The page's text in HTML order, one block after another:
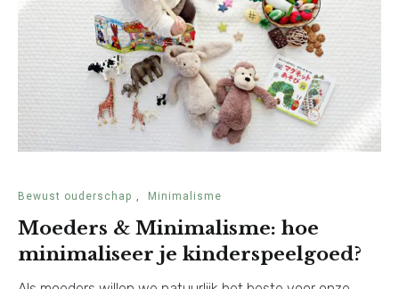
Bewust ouderschap , Minimalisme
Moeders & Minimalisme: hoe
minimaliseer je kinderspeelgoed?